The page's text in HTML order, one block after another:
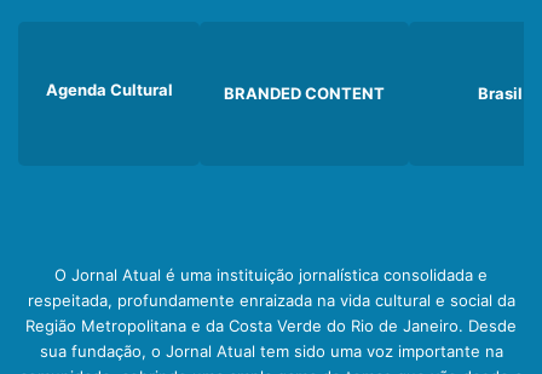
Agenda Cultural BRANDED CONTENT Brasil
O Jornal Atual é uma instituição jornalística consolidada e
respeitada, profundamente enraizada na vida cultural e social da
Região Metropolitana e da Costa Verde do Rio de Janeiro. Desde
sua fundação, o Jornal Atual tem sido uma voz importante na